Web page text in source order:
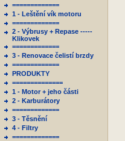
=============
1 - Leštění vík motoru
=============
2 - Výbrusy + Repase -----
Klikovek
=============
3 - Renovace čelistí brzdy
=============
PRODUKTY
==============
1 - Motor + jeho části
2 - Karburátory
=============
3 - Těsnění
4 - Filtry
=============